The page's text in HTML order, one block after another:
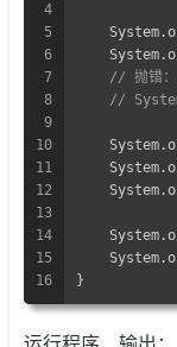
4
5
6
7
8
9
10
11
12
13
14
15
16
// 抛错：
//
}